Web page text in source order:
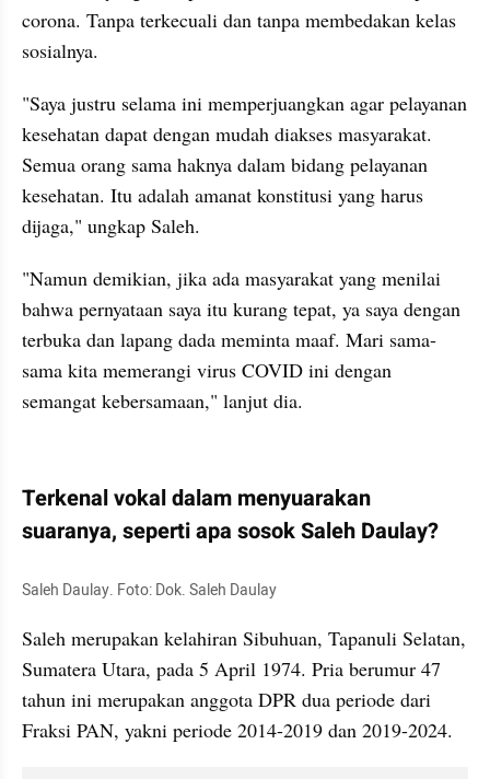
corona. Tanpa terkecuali dan tanpa membedakan kelas
sosialnya.
"Saya justru selama ini memperjuangkan agar pelayanan
kesehatan dapat dengan mudah diakses masyarakat.
Semua orang sama haknya dalam bidang pelayanan
kesehatan. Itu adalah amanat konstitusi yang harus
dijaga," ungkap Saleh.
"Namun demikian, jika ada masyarakat yang menilai
bahwa pernyataan saya itu kurang tepat, ya saya dengan
terbuka dan lapang dada meminta maaf. Mari sama-
sama kita memerangi virus COVID ini dengan
semangat kebersamaan," lanjut dia.
Terkenal vokal dalam menyuarakan
suaranya, seperti apa sosok Saleh Daulay?
Saleh Daulay. Foto: Dok. Saleh Daulay
Saleh merupakan kelahiran Sibuhuan, Tapanuli Selatan,
Sumatera Utara, pada 5 April 1974. Pria berumur 47
tahun ini merupakan anggota DPR dua periode dari
Fraksi PAN, yakni periode 2014-2019 dan 2019-2024.